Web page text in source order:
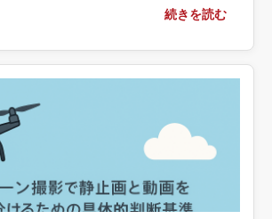
談時に伝える権利・保存・運用情報ま
続きを読む